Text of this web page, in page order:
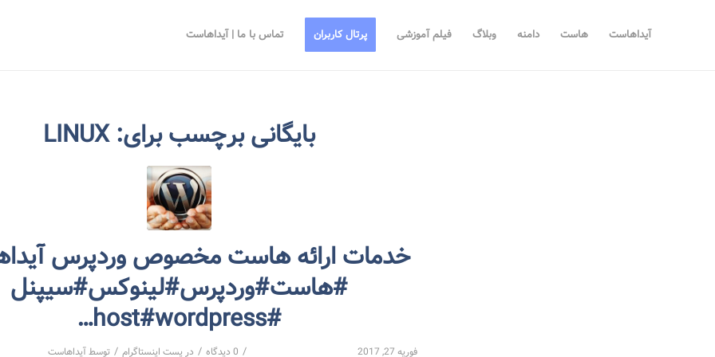
آیداهاست هاست دامنه وبلاگ فیلم آموزشی پرتال کاربران تماس با ما | آیداهاست
بایگانی برچسب برای:LINUX
خدمات ارائه هاست مخصوص وردپرس
#هاست#وردپرس#لینوکس#سیپنل
#host#wordpress…
فوریه 27, 2017 / 0 دیدگاه / در پست اینستاگرام / توسطآیداهاست